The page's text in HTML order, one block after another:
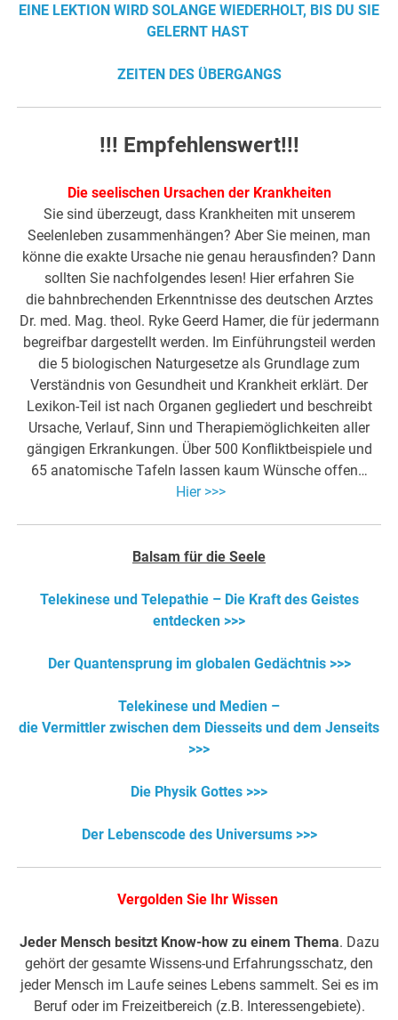
EINE LEKTION WIRD SOLANGE WIEDERHOLT, BIS DU SIE
GELERNT HAST
ZEITEN DES ÜBERGANGS
!!! Empfehlenswert!!!
Die seelischen Ursachen der Krankheiten
Sie sind überzeugt, dass Krankheiten mit unserem
Seelenleben zusammenhängen? Aber Sie meinen, man
könne die exakte Ursache nie genau herausfinden? Dann
sollten Sie nachfolgendes lesen! Hier erfahren Sie
die bahnbrechenden Erkenntnisse des deutschen Arztes
Dr. med. Mag. theol. Ryke Geerd Hamer, die für jedermann
begreifbar dargestellt werden. Im Einführungsteil werden
die 5 biologischen Naturgesetze als Grundlage zum
Verständnis von Gesundheit und Krankheit erklärt. Der
Lexikon-Teil ist nach Organen gegliedert und beschreibt
Ursache, Verlauf, Sinn und Therapiemöglichkeiten aller
gängigen Erkrankungen. Über 500 Konfliktbeispiele und
65 anatomische Tafeln lassen kaum Wünsche offen…
Hier >>>
Balsam für die Seele
Telekinese und Telepathie – Die Kraft des Geistes
entdecken >>>
Der Quantensprung im globalen Gedächtnis >>>
Telekinese und Medien –
die Vermittler zwischen dem Diesseits und dem Jenseits
>>>
Die Physik Gottes >>>
Der Lebenscode des Universums >>>
Vergolden Sie Ihr Wissen
Jeder Mensch besitzt Know-how zu einem Thema. Dazu
gehört der gesamte Wissens-und Erfahrungsschatz, den
jeder Mensch im Laufe seines Lebens sammelt. Sei es im
Beruf oder im Freizeitbereich (z.B. Interessengebiete).